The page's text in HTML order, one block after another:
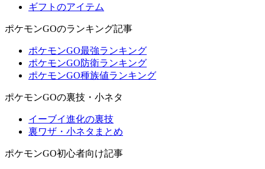
ギフトのアイテム
ポケモンGOのランキング記事
ポケモンGO最強ランキング
ポケモンGO防衛ランキング
ポケモンGO種族値ランキング
ポケモンGOの裏技・小ネタ
イーブイ進化の裏技
裏ワザ・小ネタまとめ
ポケモンGO初心者向け記事